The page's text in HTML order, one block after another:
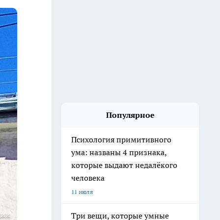
Популярное
Психология примитивного
ума: названы 4 признака,
которые выдают недалёкого
человека
11 июля
Три вещи, которые умные